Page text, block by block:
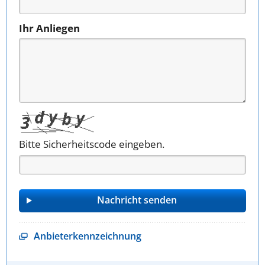
Ihr Anliegen
Bitte Sicherheitscode eingeben.
Anbieterkennzeichnung